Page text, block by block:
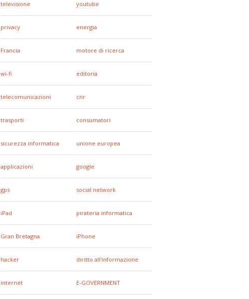
televisione youtube
privacy energia
Francia motore di ricerca
wi-fi editoria
telecomunicazioni cnr
trasporti consumatori
sicurezza informatica unione europea
applicazioni google
gps social network
iPad pirateria informatica
Gran Bretagna iPhone
hacker diritto all'informazione
internet E-GOVERNMENT